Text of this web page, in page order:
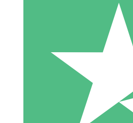
10 Downloaden
20 00